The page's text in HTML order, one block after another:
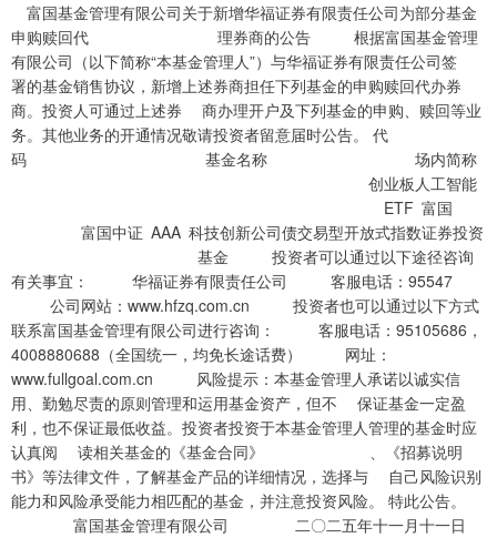
富国基金管理有限公司关于新增华福证券有限责任公司为部分基金
申购赎回代 理券商的公告 根据富国基金管理
有限公司（以下简称“本基金管理人”）与华福证券有限责任公司签
署的基金销售协议，新增上述券商担任下列基金的申购赎回代办券
商。投资人可通过上述券 商办理开户及下列基金的申购、赎回等业
务。其他业务的开通情况敬请投资者留意届时公告。 代
码 基金名称 场内简称
创业板人工智能
ETF 富国
富国中证 AAA 科技创新公司债交易型开放式指数证券投资
基金 投资者可以通过以下途径咨询
有关事宜： 华福证券有限责任公司 客服电话：95547
公司网站：www.hfzq.com.cn 投资者也可以通过以下方式
联系富国基金管理有限公司进行咨询： 客服电话：95105686，
4008880688（全国统一，均免长途话费） 网址：
www.fullgoal.com.cn 风险提示：本基金管理人承诺以诚实信
用、勤勉尽责的原则管理和运用基金资产，但不 保证基金一定盈
利，也不保证最低收益。投资者投资于本基金管理人管理的基金时应
认真阅 读相关基金的《基金合同》 、《招募说明
书》等法律文件，了解基金产品的详细情况，选择与 自己风险识别
能力和风险承受能力相匹配的基金，并注意投资风险。 特此公告。
富国基金管理有限公司 二〇二五年十一月十一日